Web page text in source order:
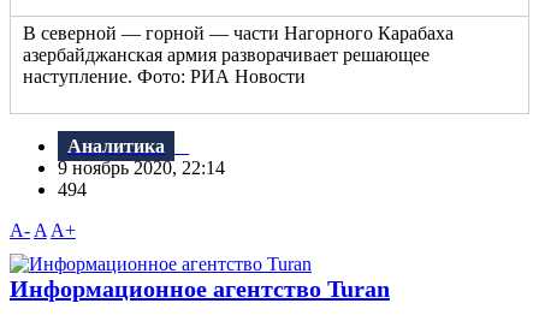
В северной — горной — части Нагорного Карабаха
азербайджанская армия разворачивает решающее
наступление. Фото: РИА Новости
Аналитика
9 ноябрь 2020, 22:14
494
A- A A+
Информационное агентство Turan